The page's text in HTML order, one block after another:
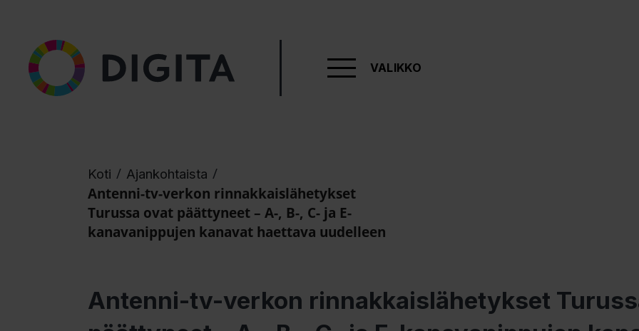
VALIKKO
Koti / Ajankohtaista /
Antenni-tv-verkon rinnakkaislähetykset
Turussa ovat päättyneet – A-, B-, C- ja E-
kanavanippujen kanavat haettava uudelleen
Antenni-tv-verkon rinnakkaislähetykset